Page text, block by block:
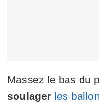
Massez le bas du
soulager les